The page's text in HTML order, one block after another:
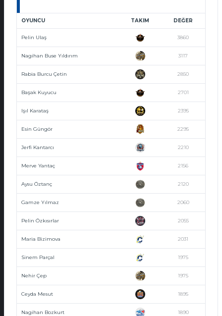
OYUNCU TAKIM DEĞER
Pelin Ulaş 3860
Nagihan Buse Yıldırım 3117
Rabia Burcu Çetin 2850
Başak Kuyucu 2701
Işıl Karataş 2395
Esin Güngör 2295
Jerfi Kantarcı 2210
Merve Yantaç 2156
Aysu Öztanç 2120
Gamze Yılmaz 2060
Pelin Özkısırlar 2055
Maria Bizimova 2031
Sinem Parçal 1975
Nehir Çep 1975
Ceyda Mesut 1895
Nagihan Bozkurt 1890